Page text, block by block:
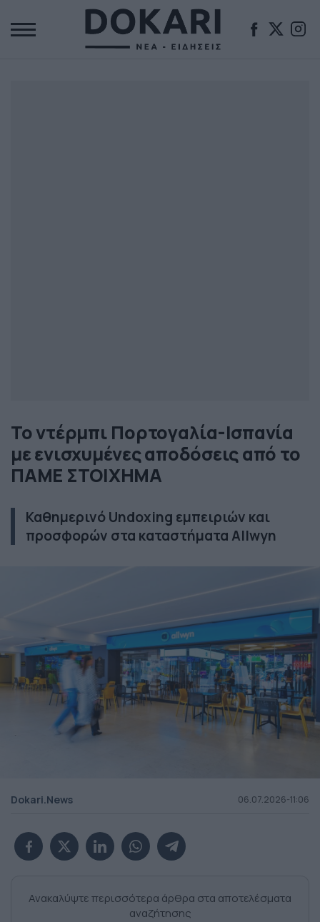
Το ντέρμπι Πορτογαλία-Ισπανία
με ενισχυμένες αποδόσεις από το
ΠΑΜΕ ΣΤΟΙΧΗΜΑ
Καθημερινό Undoxing εμπειριών και
προσφορών στα καταστήματα Allwyn
Dokari.News 06.07.2026-11:06
Ανακαλύψτε περισσότερα άρθρα στα αποτελέσματα
αναζήτησης